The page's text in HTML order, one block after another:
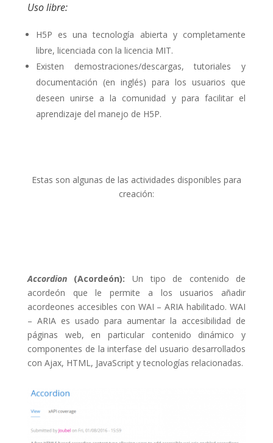
Uso libre:
H5P es una tecnología abierta y completamente
libre, licenciada con la licencia MIT.
Existen demostraciones/descargas, tutoriales y
documentación (en inglés) para los usuarios que
deseen unirse a la comunidad y para facilitar el
aprendizaje del manejo de H5P.
Estas son algunas de las actividades disponibles para
creación:
Accordion(Acordeón): Un tipo de contenido de
acordeón que le permite a los usuarios añadir
acordeones accesibles con WAI – ARIA habilitado. WAI
– ARIA es usado para aumentar la accesibilidad de
páginas web, en particular contenido dinámico y
componentes de la interfase del usuario desarrollados
con Ajax, HTML, JavaScript y tecnologías relacionadas.